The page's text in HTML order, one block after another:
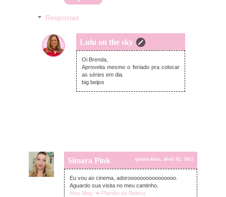
Respostas
Lulu on the sky
quinta-feira, abril 02, 2015
Oi Brenda,
Aproveita mesmo o feriado pra colocar
as séries em dia.
big beijos
Simara Pink quinta-feira, abril 02, 2015
Eu vou ao cinema, adoroooooooooooooooo.
Aguardo sua visita no meu cantinho.
Meu Blog: ➥ Plantão da Beleza